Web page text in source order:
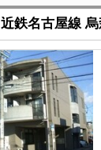
近鉄名古屋線